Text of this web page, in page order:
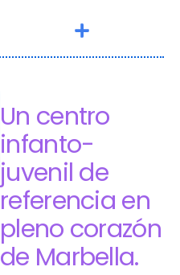
Un centro
infanto-
juvenil de
referencia en
pleno corazón
de Marbella.